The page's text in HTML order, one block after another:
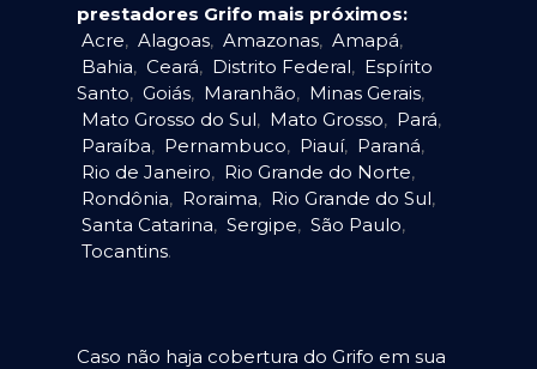
prestadores Grifo mais próximos:
Acre, Alagoas, Amazonas, Amapá,
Bahia, Ceará, Distrito Federal, Espírito
Santo, Goiás, Maranhão, Minas Gerais,
Mato Grosso do Sul, Mato Grosso, Pará,
Paraíba, Pernambuco, Piauí, Paraná,
Rio de Janeiro, Rio Grande do Norte,
Rondônia, Roraima, Rio Grande do Sul,
Santa Catarina, Sergipe, São Paulo,
Tocantins.
Caso não haja cobertura do Grifo em sua